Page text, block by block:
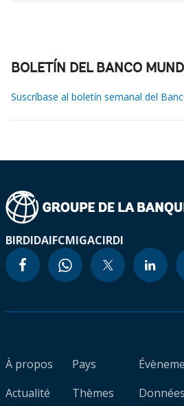
BOLETÍN DEL BANCO
Suscríbase al boletín semanal del
BIRDIDAIFCMIGACIRDI
À propos
Actualité
Pays
Thèmes
Données